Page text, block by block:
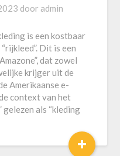
door admin
is een kostbaar
Dit is een
dat zowel
krijger uit de
Amerikaanse e-
context van het
gelezen als “kleding
+